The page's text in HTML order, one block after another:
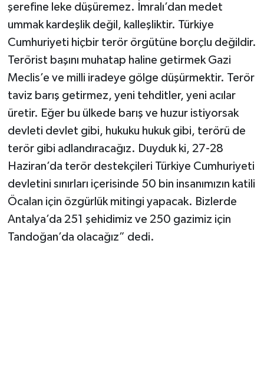
şerefine leke düşüremez. İmralı’dan medet
ummak kardeşlik değil, kalleşliktir. Türkiye
Cumhuriyeti hiçbir terör örgütüne borçlu değildir.
Terörist başını muhatap haline getirmek Gazi
Meclis’e ve milli iradeye gölge düşürmektir. Terör
taviz barış getirmez, yeni tehditler, yeni acılar
üretir. Eğer bu ülkede barış ve huzur istiyorsak
devleti devlet gibi, hukuku hukuk gibi, terörü de
terör gibi adlandıracağız. Duyduk ki, 27-28
Haziran’da terör destekçileri Türkiye Cumhuriyeti
devletini sınırları içerisinde 50 bin insanımızın katili
Öcalan için özgürlük mitingi yapacak. Bizlerde
Antalya’da 251 şehidimiz ve 250 gazimiz için
Tandoğan’da olacağız” dedi.